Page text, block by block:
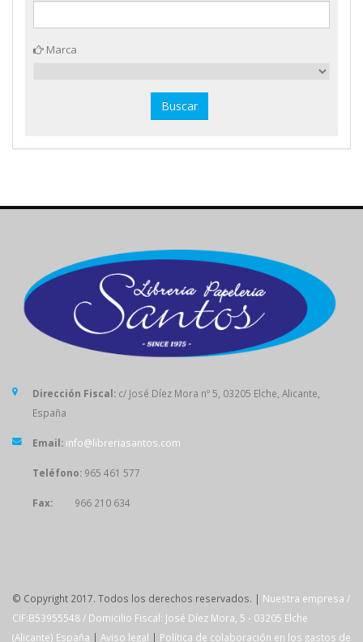
Marca
Dirección Fiscal: c/ José Díez Mora nº 5, 03205 Elche, Alicante,
España
Email: info@libreriasantos.com
Teléfono: 965 461 577
Fax: 966 210 634
© Copyright 2017. Todos los derechos reservados. | Nuestra empresa /
CIF:B53955548 / Domicilio Fiscal: José Díez Mora, 5 - 03205 Elche
(Alicante) España | Aviso legal | Política de colaboración en los gastos de